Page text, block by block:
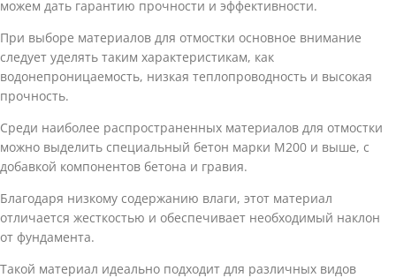
можем дать гарантию прочности и эффективности.
При выборе материалов для отмостки основное внимание
следует уделять таким характеристикам, как
водонепроницаемость, низкая теплопроводность и высокая
прочность.
Среди наиболее распространенных материалов для отмостки
можно выделить специальный бетон марки М200 и выше, с
добавкой компонентов бетона и гравия.
Благодаря низкому содержанию влаги, этот материал
отличается жесткостью и обеспечивает необходимый наклон
от фундамента.
Такой материал идеально подходит для различных видов